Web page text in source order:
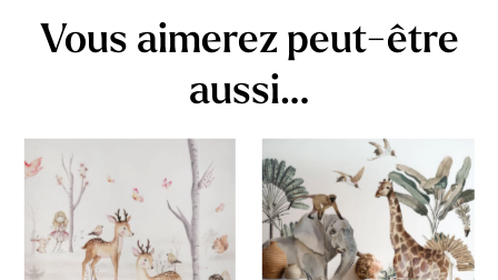
Vous aimerez peut-être
aussi…